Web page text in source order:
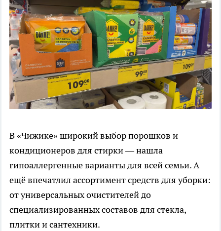
В «Чижике» широкий выбор порошков и
кондиционеров для стирки — нашла
гипоаллергенные варианты для всей семьи. А
ещё впечатлил ассортимент средств для уборки:
от универсальных очистителей до
специализированных составов для стекла,
плитки и сантехники.